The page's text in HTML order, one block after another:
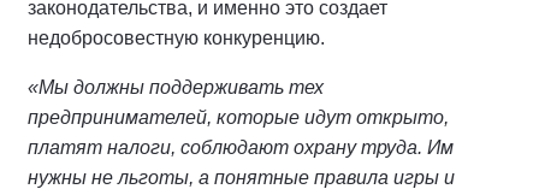
законодательства, и именно это создает
недобросовестную конкуренцию.
«Мы должны поддерживать тех
предпринимателей, которые идут открыто,
платят налоги, соблюдают охрану труда. Им
нужны не льготы, а понятные правила игры и